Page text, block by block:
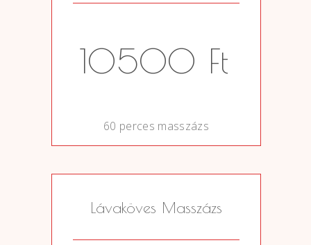
10500 Ft
60 perces masszázs
Lávaköves Masszázs